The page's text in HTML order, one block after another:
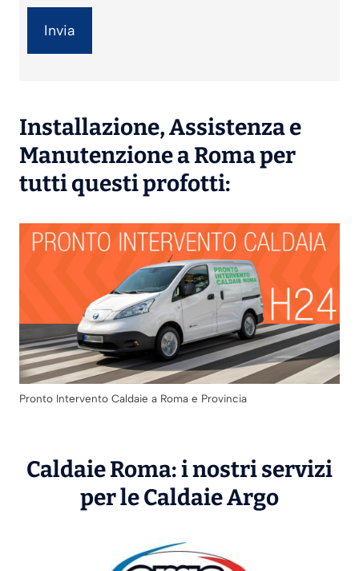
Installazione,Assistenzae
Manutenzionea Roma per
tutti questi profotti:
Pronto Intervento Caldaie a Roma e Provincia
Caldaie Roma: i nostri servizi
per le CaldaieArgo